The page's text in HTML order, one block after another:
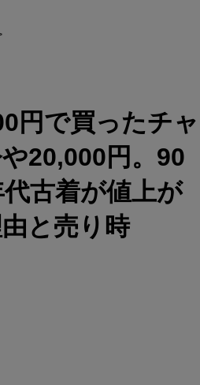
円で買ったチャ
20,000円。90
古着が値上が
と売り時